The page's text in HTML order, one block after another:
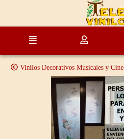
Ir al contenido principal de la página
Vinilos Decorativos Musicales y Cine